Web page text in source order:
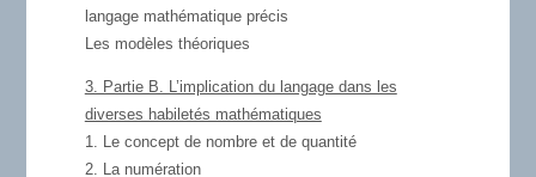
langage mathématique précis
Les modèles théoriques
3. Partie B. L’implication du langage dans les
diverses habiletés mathématiques
1. Le concept de nombre et de quantité
2. La numération